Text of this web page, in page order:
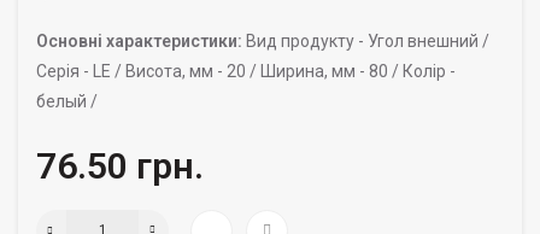
Основні характеристики: Вид продукту - Угол внешний /
Серія - LE / Висота, мм - 20 / Ширина, мм - 80 / Колір -
белый /
76.50 грн.